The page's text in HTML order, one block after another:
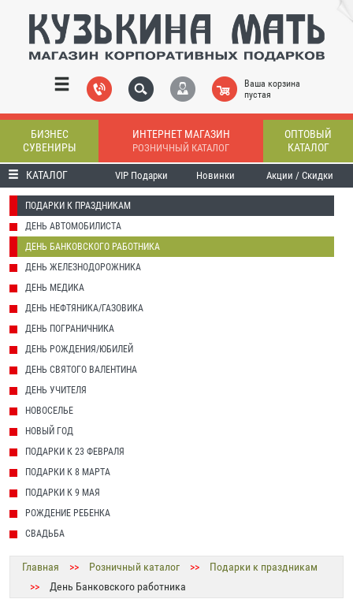
Ваша корзина
пустая
БИЗНЕС
СУВЕНИРЫ
ИНТЕРНЕТ МАГАЗИН
РОЗНИЧНЫЙ КАТАЛОГ
ОПТОВЫЙ
КАТАЛОГ
КАТАЛОГ VIP Подарки Новинки Акции / Скидки
ПОДАРКИ К ПРАЗДНИКАМ
ДЕНЬ АВТОМОБИЛИСТА
ДЕНЬ БАНКОВСКОГО РАБОТНИКА
ДЕНЬ ЖЕЛЕЗНОДОРОЖНИКА
ДЕНЬ МЕДИКА
ДЕНЬ НЕФТЯНИКА/ГАЗОВИКА
ДЕНЬ ПОГРАНИЧНИКА
ДЕНЬ РОЖДЕНИЯ/ЮБИЛЕЙ
ДЕНЬ СВЯТОГО ВАЛЕНТИНА
ДЕНЬ УЧИТЕЛЯ
НОВОСЕЛЬЕ
НОВЫЙ ГОД
ПОДАРКИ К 23 ФЕВРАЛЯ
ПОДАРКИ К 8 МАРТА
ПОДАРКИ К 9 МАЯ
РОЖДЕНИЕ РЕБЕНКА
СВАДЬБА
Главная >> Розничный каталог >>
Подарки к праздникам
>>
День Банковского работника